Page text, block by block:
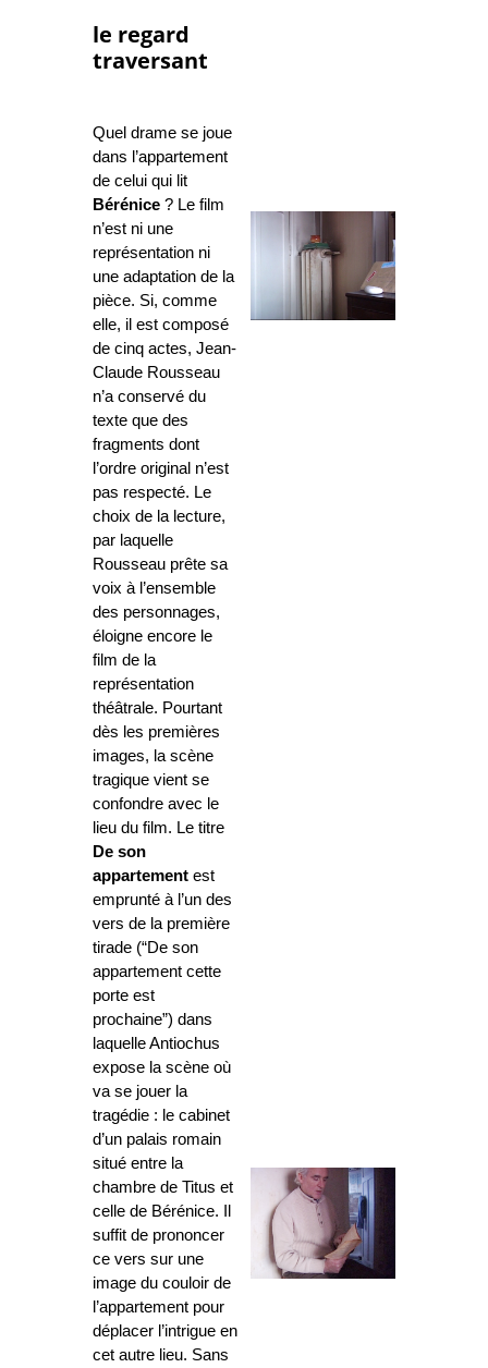
le regard
traversant
Quel drame se joue
dans l’appartement
de celui qui lit
Bérénice ? Le film
n’est ni une
représentation ni
une adaptation de la
pièce. Si, comme
elle, il est composé
de cinq actes, Jean-
Claude Rousseau
n’a conservé du
texte que des
fragments dont
l’ordre original n’est
pas respecté. Le
choix de la lecture,
par laquelle
Rousseau prête sa
voix à l’ensemble
des personnages,
éloigne encore le
film de la
représentation
théâtrale. Pourtant
dès les premières
images, la scène
tragique vient se
confondre avec le
lieu du film. Le titre
De son
appartement est
emprunté à l’un des
vers de la première
tirade (“De son
appartement cette
porte est
prochaine”) dans
laquelle Antiochus
expose la scène où
va se jouer la
tragédie : le cabinet
d’un palais romain
situé entre la
chambre de Titus et
celle de Bérénice. Il
suffit de prononcer
ce vers sur une
image du couloir de
l’appartement pour
déplacer l’intrigue en
cet autre lieu. Sans